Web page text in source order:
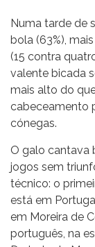
Numa tarde de
bola (63%),
(15 contra
valente bicada
mais alto do
cabeceamento
cónegas.
O galo cantava
jogos sem
técnico: o
está em
em Moreira de
português, na